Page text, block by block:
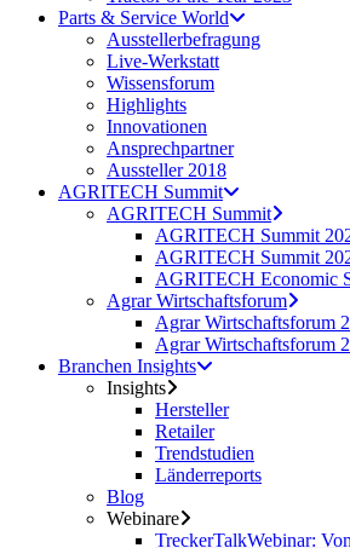
Parts & Service World
Ausstellerbefragung
Live-Werkstatt
Wissensforum
Highlights
Innovationen
Ansprechpartner
Aussteller 2018
AGRITECH Summit
AGRITECH Summit
AGRITECH Summit
AGRITECH Summit
AGRITECH Economic
Agrar Wirtschaftsforum
Agrar Wirtschaftsforum
Agrar Wirtschaftsforum
Branchen Insights
Insights
Hersteller
Retailer
Trendstudien
Länderreports
Blog
Webinare
TreckerTalkWebinar: